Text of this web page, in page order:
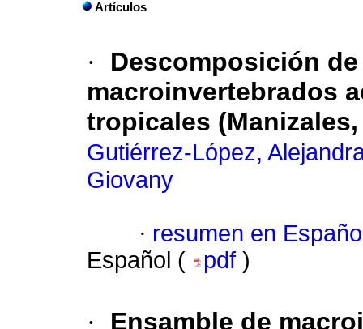
Artículos
·
Descomposición
macroinvertebrados
tropicales
Gutiérrez-López,
Giovany
· resumen en
Español (
pdf )
·
Ensamble de